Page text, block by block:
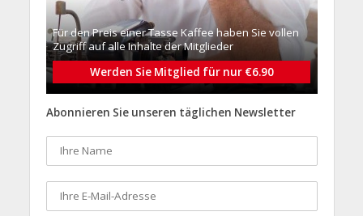
Für den Preis einer Tasse Kaffee haben Sie vollen
Zugriff auf alle Inhalte der Mitglieder
Werden Sie Mitglied für nur €6.90
Abonnieren Sie unseren täglichen Newsletter